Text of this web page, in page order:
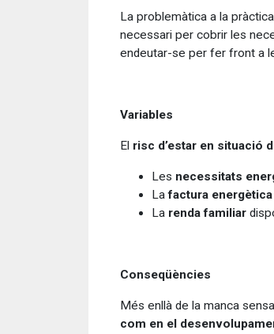
La problemàtica a la
necessari per cobrir les
endeutar-se per fer front a
Variables
El risc d’estar en situació
Les necessitats
Lafactura energètica
La renda familiar
Conseqüències
Més enllà de la manca
com en el